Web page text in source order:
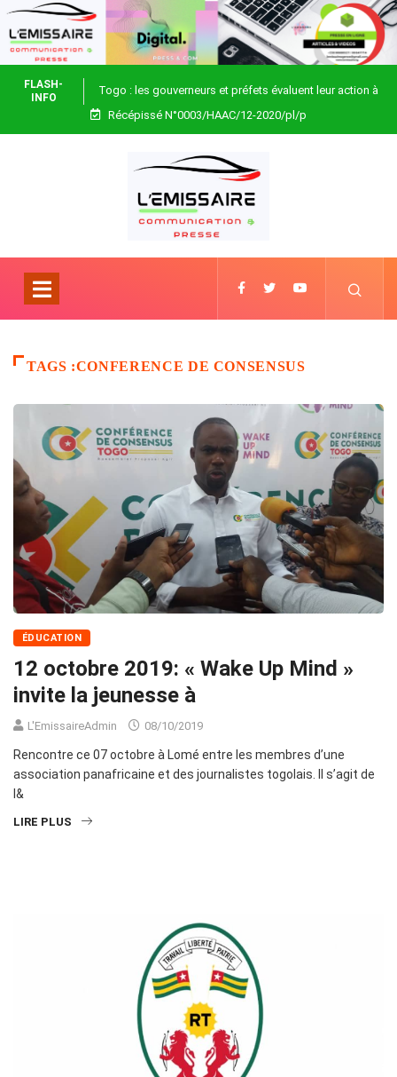
FLASH-
INFO
Togo : les gouverneurs et préfets évaluent leur action à
Blitta
Récépissé N°0003/HAAC/12-2020/pl/p
TAGS :CONFERENCE DE CONSENSUS
ÉDUCATION
12 octobre 2019: « Wake Up Mind »
invite la jeunesse à
L'EmissaireAdmin 08/10/2019
Rencontre ce 07 octobre à Lomé entre les membres d’une
association panafricaine et des journalistes togolais. Il s’agit de
l&
LIRE PLUS